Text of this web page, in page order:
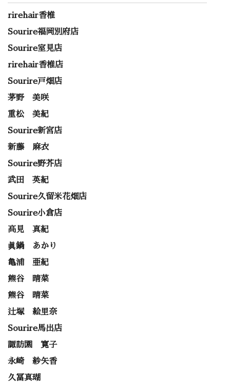
rirehair香椎
Sourire福岡別府店
Sourire室見店
rirehair香椎店
Sourire戸畑店
茅野 美咲
重松 美紀
Sourire新宮店
新藤 麻衣
Sourire野芥店
武田 英紀
Sourire久留米花畑店
Sourire小倉店
高見 真紀
眞鍋 あかり
亀浦 亜紀
熊谷 晴菜
熊谷 晴菜
辻塚 絵里奈
Sourire馬出店
諏訪園 寛子
永崎 紗矢香
久冨真瑚